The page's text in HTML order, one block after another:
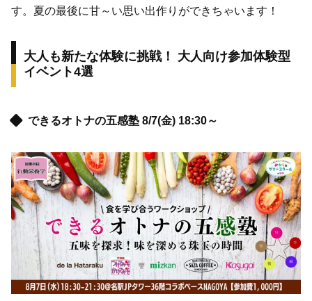
す。夏の最後に甘～い思い出作りができちゃいます！
大人も新たな体験に挑戦！ 大人向け参加体験型
イベント4選
できるオトナの五感塾 8/7(金) 18:30～